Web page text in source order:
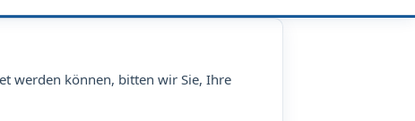
werden können, bitten wir Sie, Ihre